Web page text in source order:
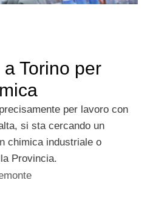
Torino per
per lavoro con
si sta cercando un
chimica industriale o
Provincia.